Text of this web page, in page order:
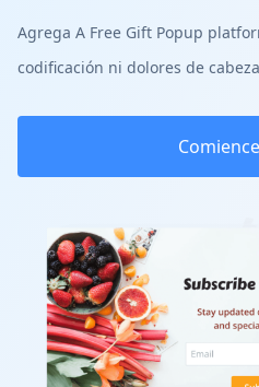
Agrega A Free Gift Popup
codificación ni dolores de